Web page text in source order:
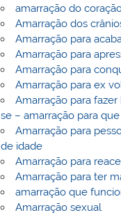
amarração do
Amarração dos
Amarração para
Amarração para
Amarração para
Amarração para ex
Amarração para
se – amarração para
Amarração para
de idade
Amarração para
Amarração para ter
amarração que
Amarração sexual